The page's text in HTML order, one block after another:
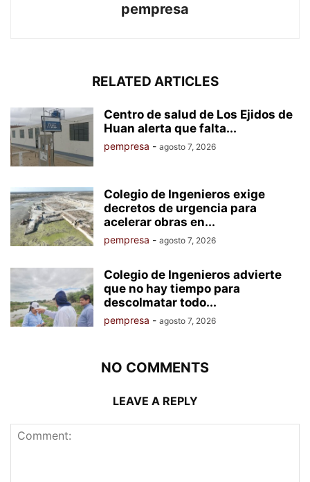
pempresa
RELATED ARTICLES
Centro de salud de Los Ejidos de
Huan alerta que falta...
pempresa - agosto 7, 2026
Colegio de Ingenieros exige
decretos de urgencia para
acelerar obras en...
pempresa - agosto 7, 2026
Colegio de Ingenieros advierte
que no hay tiempo para
descolmatar todo...
pempresa - agosto 7, 2026
NO COMMENTS
LEAVE A REPLY